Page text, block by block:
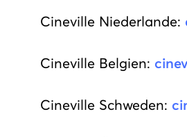
Cineville Niederlande:
Cineville Belgien:
Cineville Schweden: